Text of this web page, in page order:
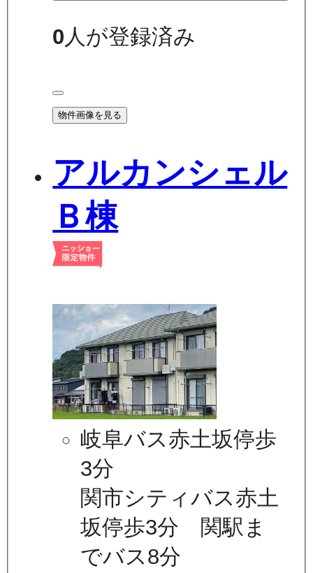
0人が登録済み
物件画像を見る
アルカンシェル
Ｂ棟
岐阜バス赤土坂停歩
3分
関市シティバス赤土
坂停歩3分 関駅ま
でバス8分